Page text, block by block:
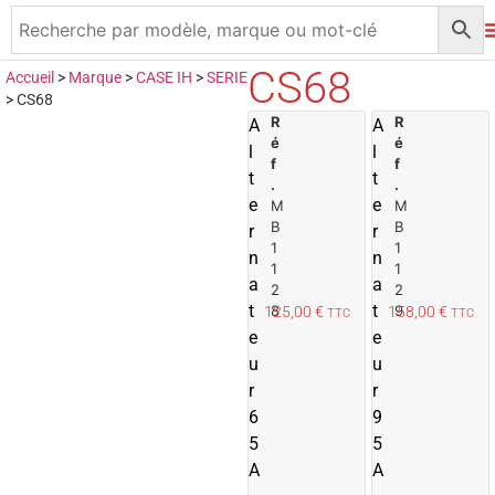
Accueil > Marque >CASE IH >SERIE
>CS68 CS68
A
l
t
e
r
n
a
t
e
u
r
6
5
A
R
é
f
.
M
B
1
1
2
8
125,00 € TTC
A
o
e
a
u
p
n
e
A
l
t
e
r
n
a
t
e
u
r
9
5
A
R
é
f
.
M
B
1
1
2
9
158,00 € TTC